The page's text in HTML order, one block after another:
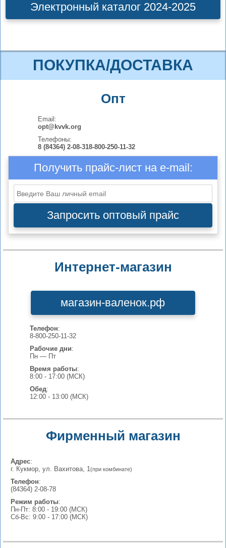
Электронный каталог 2024-2025
ПОКУПКА/ДОСТАВКА
Опт
Email:
opt@kvvk.org
Телефоны:
8 (84364) 2-08-318-800-250-11-32
Получить прайс-лист на e-mail:
Запросить оптовый прайс
Интернет-магазин
магазин-валенок.рф
Телефон:
8-800-250-11-32
Рабочие дни:
Пн — Пт
Время работы:
8:00 - 17:00 (МСК)
Обед:
12:00 - 13:00 (МСК)
Фирменный магазин
Адрес:
г. Кукмор, ул. Вахитова, 1(при комбинате)
Телефон:
(84364) 2-08-78
Режим работы:
Пн-Пт: 8:00 - 19:00 (МСК)
Сб-Вс: 9:00 - 17:00 (МСК)